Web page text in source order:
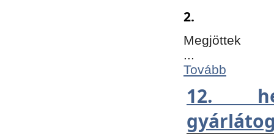
2.
Megjöttek
...
Tovább
12.